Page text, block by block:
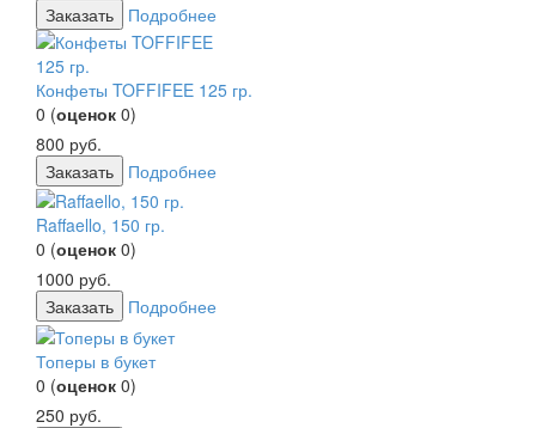
Заказать
Подробнее
Конфеты TOFFIFEE 125 гр.
0 (оценок 0)
800 руб.
Заказать
Подробнее
Raffaello, 150 гр.
0 (оценок 0)
1000 руб.
Заказать
Подробнее
Топеры в букет
0 (оценок 0)
250 руб.